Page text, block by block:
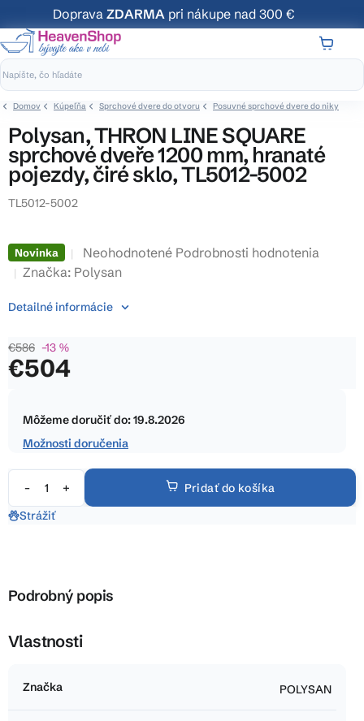
na
obsah
Doprava ZDARMA pri nákupe nad 300 €
Domov Kúpeľňa Sprchové dvere do otvoru Posuvné sprchové dvere do niky
Polysan, THRON LINE SQUARE
sprchové dveře 1200 mm, hranaté
pojezdy, čiré sklo, TL5012-5002
TL5012-5002
Novinka
Priemerné
hodnotenie
je
Neohodnotené Podrobnosti hodnotenia
Značka: Polysan
€586 –13 %
€504
cena:
Môžeme doručiť do:19.8.2026
Možnosti doručenia
Pridať do košíka
Detailné informácie
Strážiť
Podrobný popis
Vlastnosti
Značka POLYSAN